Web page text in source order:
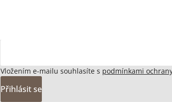
Vložením e-mailu souhlasíte s podmínkami
Přihlásit se